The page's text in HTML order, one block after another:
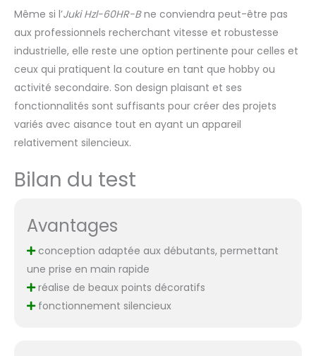
Même si l’Juki Hzl-60HR-Bne conviendra peut-être pas
aux professionnels recherchant vitesse et robustesse
industrielle, elle reste une option pertinente pour celles et
ceux qui pratiquent la couture en tant que hobby ou
activité secondaire. Son design plaisant et ses
fonctionnalités sont suffisants pour créer des projets
variés avec aisance tout en ayant un appareil
relativement silencieux.
Bilan du test
Avantages
conception adaptée aux débutants, permettant
une prise en main rapide
réalise de beaux points décoratifs
fonctionnement silencieux